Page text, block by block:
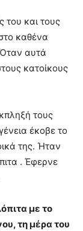
του και τους
καθένα
αυτά
κατοίκους
τους
έκοβε το
της. Ήταν
. Έφερνε
με το
τη μέρα του